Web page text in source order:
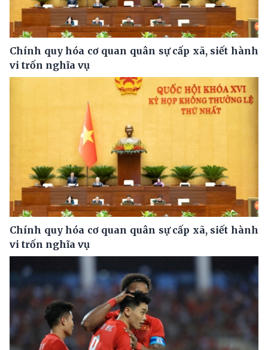
Chính quy hóa cơ quan quân sự cấp xã, siết hành
vi trốn nghĩa vụ
Chính quy hóa cơ quan quân sự cấp xã, siết hành
vi trốn nghĩa vụ